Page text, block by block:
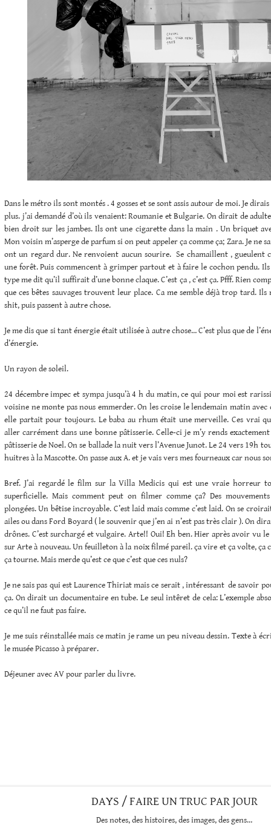
Dans le métro ils sont montés . 4 gosses et se sont assis autour de moi. Je
plus. j’ai demandé d’où ils venaient: Roumanie et Bulgarie. On dirait de
bien droit sur les jambes. Ils ont une cigarette dans la main . Un briquet
Mon voisin m’asperge de parfum si on peut appeler ça comme ça; Zara. Je ne
ont un regard dur. Ne renvoient aucun sourire. Se chamaillent , gueulent
une forêt. Puis commencent à grimper partout et à faire le cochon pendu.
type me dit qu’il suffirait d’une bonne claque. C’est ça , c’est ça. Pfff. Rien
que ces bêtes sauvages trouvent leur place. Ca me semble déjà trop tard. Ils
shit, puis passent à autre chose.
Je me dis que si tant énergie était utilisée à autre chose… C’est plus que de
d’énergie.
Un rayon de soleil.
24 décembre impec et sympa jusqu’à 4 h du matin, ce qui pour moi est
voisine ne monte pas nous emmerder. On les croise le lendemain matin avec
elle partait pour toujours. Le baba au rhum était une merveille. Ces vrai
aller carrément dans une bonne pâtisserie. Celle-ci je m’y rends
pâtisserie de Noel. On se ballade la nuit vers l’Avenue Junot. Le 24 vers 19h
huitres à la Mascotte. On passe aux A. et je vais vers mes fourneaux car nous
Bref. J’ai regardé le film sur la Villa Medicis qui est une vraie horreur
superficielle. Mais comment peut on filmer comme ça? Des
plongées. Un bêtise incroyable. C’est laid mais comme c’est laid. On se
ailes ou dans Ford Boyard ( le souvenir que j’en ai n’est pas très clair ). On
drônes. C’est surchargé et vulgaire. Arte!! Oui! Eh ben. Hier après avoir vu le
sur Arte à nouveau. Un feuilleton à la noix filmé pareil. ça vire et ça volte,
ça tourne. Mais merde qu’est ce que c’est que ces nuls?
Je ne sais pas qui est Laurence Thiriat mais ce serait , intéressant de savoir
ça. On dirait un documentaire en tube. Le seul intêret de cela: L’exemple
ce qu’il ne faut pas faire.
Je me suis réinstallée mais ce matin je rame un peu niveau dessin. Texte à
le musée Picasso à préparer.
Déjeuner avec AV pour parler du livre.
DAYS / FAIRE UN TRUC PAR JOUR
Des notes, des histoires, des images, des gens…